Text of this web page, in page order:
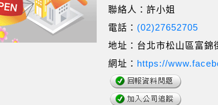
聯絡人：許小姐
電話： (02)27652705
地址：台北市松山區富錦
網址： https://